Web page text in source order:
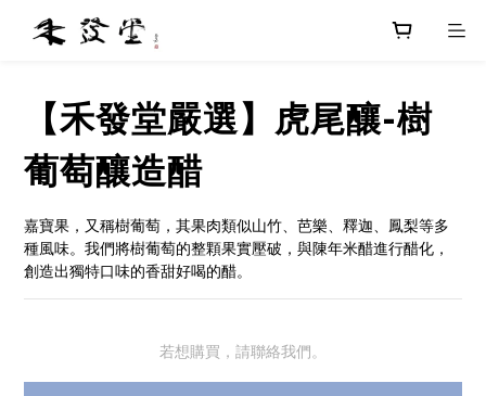
【禾發堂嚴選】虎尾釀-樹
葡萄釀造醋
嘉寶果，又稱樹葡萄，其果肉類似山竹、芭樂、釋迦、鳳梨等多
種風味。我們將樹葡萄的整顆果實壓破，與陳年米醋進行醋化，
創造出獨特口味的香甜好喝的醋。
若想購買，請聯絡我們。